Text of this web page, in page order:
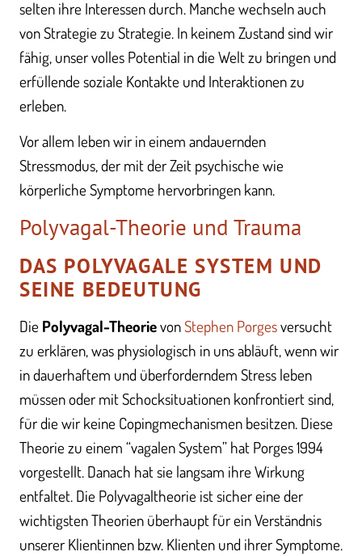
selten ihre Interessen durch. Manche wechseln auch
von Strategie zu Strategie. In keinem Zustand sind wir
fähig, unser volles Potential in die Welt zu bringen und
erfüllende soziale Kontakte und Interaktionen zu
erleben.
Vor allem leben wir in einem andauernden
Stressmodus, der mit der Zeit psychische wie
körperliche Symptome hervorbringen kann.
Polyvagal-Theorie und Trauma
DAS POLYVAGALE SYSTEM UND
SEINE BEDEUTUNG
Die Polyvagal-TheorievonStephen Porgesversucht
zu erklären, was physiologisch in uns abläuft, wenn wir
in dauerhaftem und überforderndem Stress leben
müssen oder mit Schocksituationen konfrontiert sind,
für die wir keine Copingmechanismen besitzen. Diese
Theorie zu einem “vagalen System” hat Porges 1994
vorgestellt. Danach hat sie langsam ihre Wirkung
entfaltet. Die Polyvagaltheorie ist sicher eine der
wichtigsten Theorien überhaupt für ein Verständnis
unserer Klientinnen bzw. Klienten und ihrer Symptome.